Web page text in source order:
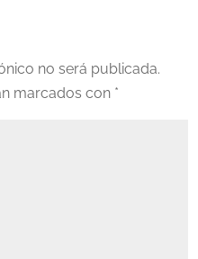
no será publicada.
marcados con *